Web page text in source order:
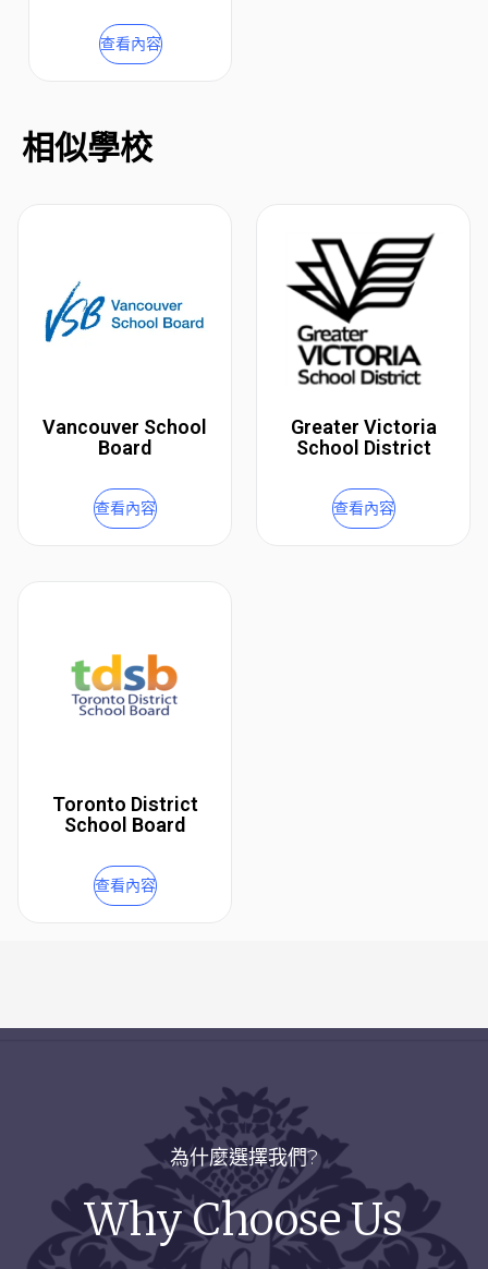
查看內容
相似學校
Vancouver School
Board
查看內容
Greater Victoria
School District
查看內容
Toronto District
School Board
查看內容
為什麼選擇我們?
Why Choose Us